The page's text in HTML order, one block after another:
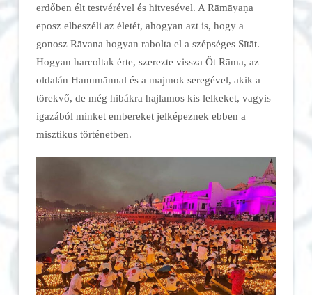
erdőben élt testvérével és hitvesével. A Rāmāyaṇa
eposz elbeszéli az életét, ahogyan azt is, hogy a
gonosz Rāvana hogyan rabolta el a szépséges Sītāt.
Hogyan harcoltak érte, szerezte vissza Őt Rāma, az
oldalán Hanumānnal és a majmok seregével, akik a
törekvő, de még hibákra hajlamos kis lelkeket, vagyis
igazából minket embereket jelképeznek ebben a
misztikus történetben.